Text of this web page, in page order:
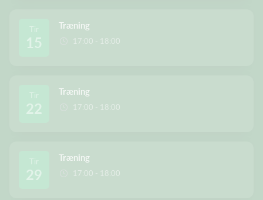
Tir
15
Træning
17:00 - 18:00
Tir
22
Træning
17:00 - 18:00
Tir
29
Træning
17:00 - 18:00